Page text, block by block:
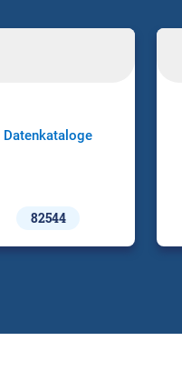
Datenkataloge
82544